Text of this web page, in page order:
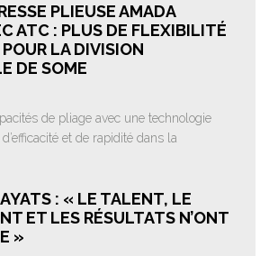
PLIEUSE AMADA
ATC : PLUS DE FLEXIBILITÉ
LA DIVISION
DE SOME
de pliage avec une technologie
et de rapidité dans la
: « LE TALENT, LE
ET LES RÉSULTATS N’ONT
»